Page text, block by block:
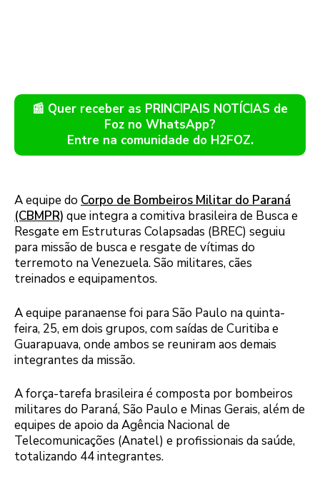
📰 Quer receber as PRINCIPAIS NOTÍCIAS de
Foz no WhatsApp?
Entre na comunidade do H2FOZ.
A equipe do Corpo de Bombeiros Militar do Paraná
(CBMPR) que integra a comitiva brasileira de Busca e
Resgate em Estruturas Colapsadas (BREC) seguiu
para missão de busca e resgate de vítimas do
terremoto na Venezuela. São militares, cães
treinados e equipamentos.
A equipe paranaense foi para São Paulo na quinta-
feira, 25, em dois grupos, com saídas de Curitiba e
Guarapuava, onde ambos se reuniram aos demais
integrantes da missão.
A força-tarefa brasileira é composta por bombeiros
militares do Paraná, São Paulo e Minas Gerais, além de
equipes de apoio da Agência Nacional de
Telecomunicações (Anatel) e profissionais da saúde,
totalizando 44 integrantes.